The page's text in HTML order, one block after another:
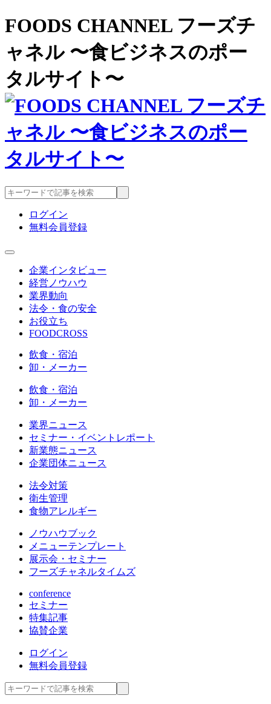
FOODS CHANNEL フーズチ
ャネル 〜食ビジネスのポー
タルサイト〜
ログイン
無料会員登録
企業インタビュー
経営ノウハウ
業界動向
法令・食の安全
お役立ち
FOODCROSS
飲食・宿泊
卸・メーカー
飲食・宿泊
卸・メーカー
業界ニュース
セミナー・イベントレポート
新業態ニュース
企業団体ニュース
法令対策
衛生管理
食物アレルギー
ノウハウブック
メニューテンプレート
展示会・セミナー
フーズチャネルタイムズ
conference
セミナー
特集記事
協賛企業
ログイン
無料会員登録